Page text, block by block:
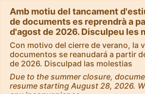
Amb motiu del tancament
de documents es reprendrà a
d'agost de 2026. Disculpeu les
Con motivo del cierre de verano, la
documentos se reanudará a partir
de 2026. Disculpad las molestias
Due to the summer closure,
resume starting August 28, 2026.